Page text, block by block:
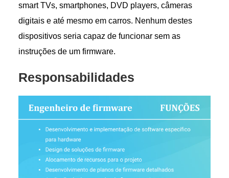
smart TVs, smartphones, DVD players, câmeras
digitais e até mesmo em carros. Nenhum destes
dispositivos seria capaz de funcionar sem as
instruções de um firmware.
Responsabilidades